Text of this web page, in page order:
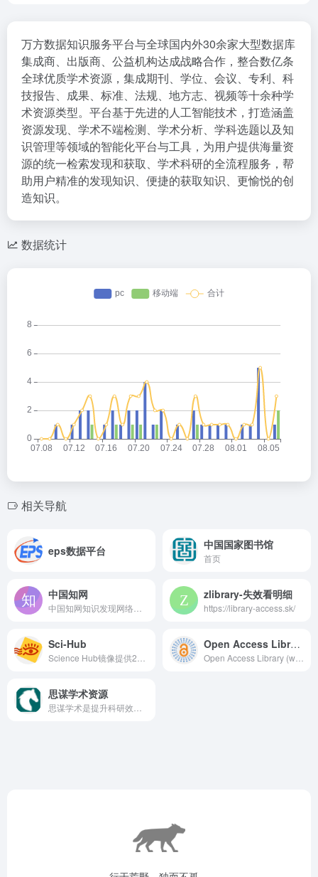
万方数据知识服务平台与全球国内外30余家大型数据库
集成商、出版商、公益机构达成战略合作，整合数亿条
全球优质学术资源，集成期刊、学位、会议、专利、科
技报告、成果、标准、法规、地方志、视频等十余种学
术资源类型。平台基于先进的人工智能技术，打造涵盖
资源发现、学术不端检测、学术分析、学科选题以及知
识管理等领域的智能化平台与工具，为用户提供海量资
源的统一检索发现和获取、学术科研的全流程服务，帮
助用户精准的发现知识、便捷的获取知识、更愉悦的创
造知识。
数据统计
相关导航
eps数据平台 中国国家图书馆
首页
中国知网 zlibrary-失效看明细
https://library-access.sk/
Sci-Hub Open Access Library
思谋学术资源